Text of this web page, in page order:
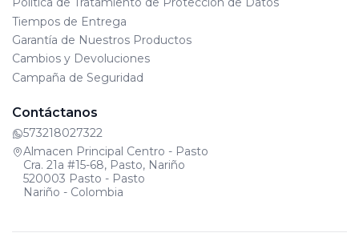
Tiempos de Entrega
Garantía de Nuestros Productos
Cambios y Devoluciones
Campaña de Seguridad
Contáctanos
573218027322
Almacen Principal Centro - Pasto
Cra. 21a #15-68, Pasto, Nariño
520003 Pasto - Pasto
Nariño - Colombia